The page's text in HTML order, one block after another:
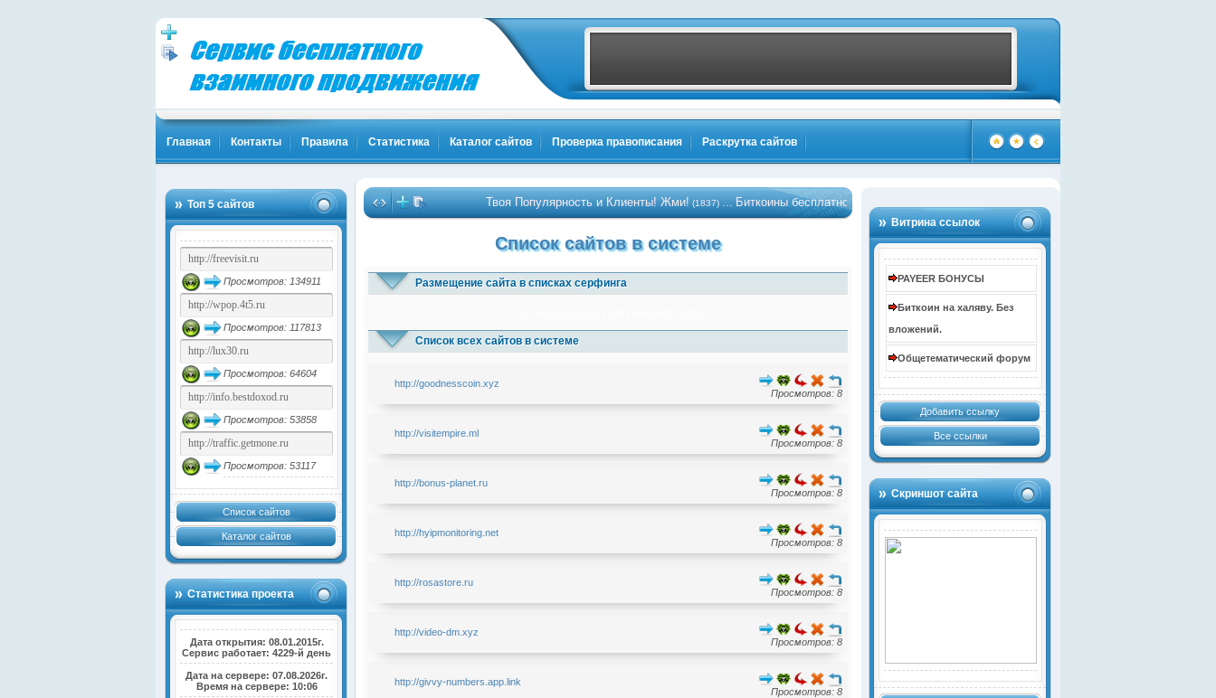
Главная Контакты Правила Статистика Каталог сайтов Проверка правописания Раскрутка сайтов
Топ 5 сайтов
Просмотров: 134911
Просмотров: 117813
Просмотров: 64604
Просмотров: 53858
Просмотров: 53117
Список сайтов
Каталог сайтов
Статистика проекта
Дата открытия: 08.01.2015г.
Сервис работает: 4229-й день
Дата на сервере: 07.08.2026г.
Время на сервере: 10:06
Витрина ссылок
PAYEER БОНУСЫ
Биткоин на халяву. Без
вложений.
Общетематический форум
Добавить ссылку
Все ссылки
Скриншот сайта
Твоя Популярность и Клиенты! Жми!(1837)…Биткоины бесплатно - Жми!
Список сайтов в системе
Размещение сайта в списках серфинга
Список всех сайтов в системе
http://goodnesscoin.xyz
Просмотров: 8
http://visitempire.ml
Просмотров: 8
http://bonus-planet.ru
Просмотров: 8
http://hyipmonitoring.net
Просмотров: 8
http://rosastore.ru
Просмотров: 8
http://video-dm.xyz
Просмотров: 8
http://givvy-numbers.app.link
Просмотров: 8